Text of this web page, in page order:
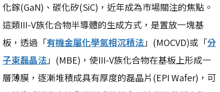
化鎵(GaN)、碳化矽(SiC)，近年成為市場關注的焦點。
這類III-V族化合物半導體的生成方式，是置放一塊基
板，透過「有機金屬化學氣相沉積法」(MOCVD)或「分
子束磊晶法」(MBE)，使III-V族化合物在基板上形成一
層薄膜，逐漸堆積成具有厚度的磊晶片(EPI Wafer)，可